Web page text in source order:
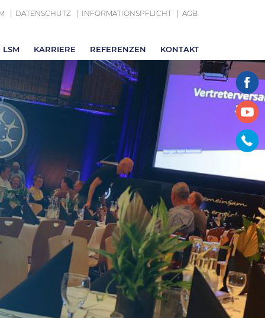
LSM KARRIERE REFERENZEN KONTAKT
DATENSCHUTZ INFORMATIONSPFLICHT AGB